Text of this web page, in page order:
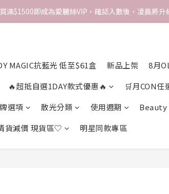
滿$1500即成為愛麗絲VIP，確認入數後，凌晨將
MAGIC抗藍光 低至$61盒 新品上架
8月
🔥超抵自選1DAY款式優惠🔥
🛒月CON任
選項
散光分類 使用週期
貨減價 現貨區♡
明星同款專區